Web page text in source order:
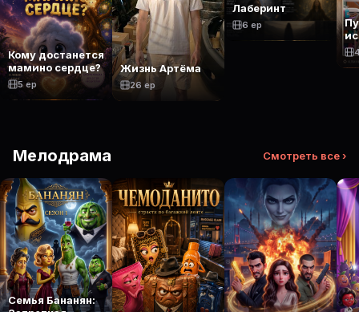
Кому достанется
мамино сердце?
5 ep
Жизнь Артёма
26 ep
Лаберинт
6 ep
Мелодрама Смотреть все ›
Семья Бананян: